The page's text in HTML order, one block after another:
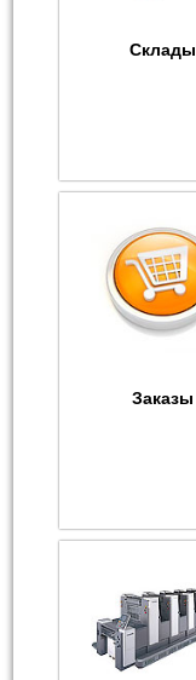
Склады
Заказы